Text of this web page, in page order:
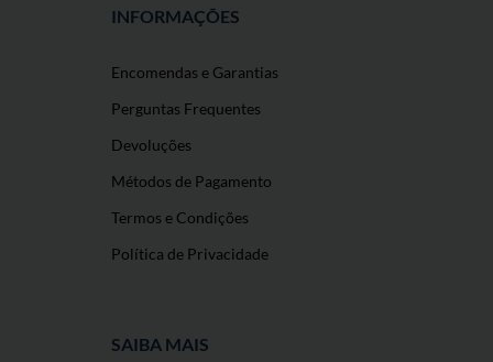
INFORMAÇÕES
Encomendas e Garantias
Perguntas Frequentes
Devoluções
Métodos de Pagamento
Termos e Condições
Política de Privacidade
SAIBA MAIS